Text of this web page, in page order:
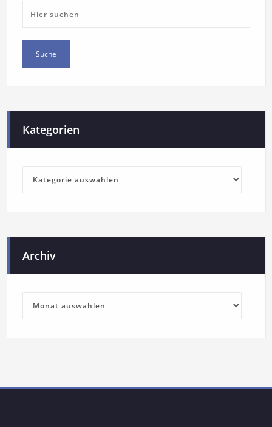
Kategorien
Archiv